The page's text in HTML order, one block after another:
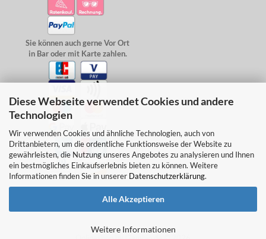
Diese Webseite verwendet Cookies und andere
Technologien
Wir verwenden Cookies und ähnliche Technologien, auch von
Drittanbietern, um die ordentliche Funktionsweise der Website zu
gewährleisten, die Nutzung unseres Angebotes zu analysieren und Ihnen
ein bestmögliches Einkaufserlebnis bieten zu können. Weitere
Informationen finden Sie in unserer Datenschutzerklärung.
Alle Akzeptieren
Weitere Informationen
Sie können auch gerne Vor Ort
in Bar oder mit Karte zahlen.